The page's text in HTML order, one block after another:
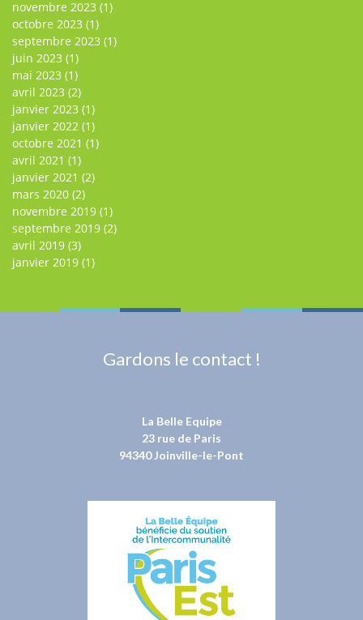
novembre 2023 (1)
octobre 2023 (1)
septembre 2023 (1)
juin 2023 (1)
mai 2023 (1)
avril 2023 (2)
janvier 2023 (1)
janvier 2022 (1)
octobre 2021 (1)
avril 2021 (1)
janvier 2021 (2)
mars 2020 (2)
novembre 2019 (1)
septembre 2019 (2)
avril 2019 (3)
janvier 2019 (1)
Gardons le contact !
La Belle Equipe
23 rue de Paris
94340 Joinville-le-Pont